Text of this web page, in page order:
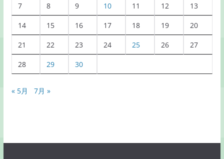
7 8 9 10 11 12 13
14 15 16 17 18 19 20
21 22 23 24 25 26 27
28 29 30
« 5月 7月 »